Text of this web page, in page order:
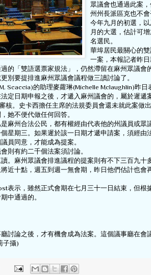
眾議會也通過此案
州州長派區克也不會
今年九月的初選，
月的大選，估計可
名選民。
華埠居民最關心的
一案，本報記者昨
的「雙語選票家規法」，仍然滯留在麻州眾議會
別要提排進麻州眾議會議程做三讀討論了。
Scaccia)的助理麥蘿琳(Michelle Mclaughlin)昨日
定日期申報之後，才遞入麻州議會的，屬於遲遞
核。史卡西擔任主席的法規委員會還未就此案做
她不便代做任何回答。
麻州合法公民，都有權經由代表他的州議員或眾
星期三。如果遲於該一日期才遞申請案，須經由
員同意，才能成為提案。
則有約二千個法案須討論。
。麻州眾議會排進議程的提案則有不下三百九十
近十點，週五到週一無會期，昨日他們估計也會
表示，雖然正式會期在七月三十一日結束，但根
中通過的。
討論之後，才有機會成為法案。這個議事廳在會
子攝)